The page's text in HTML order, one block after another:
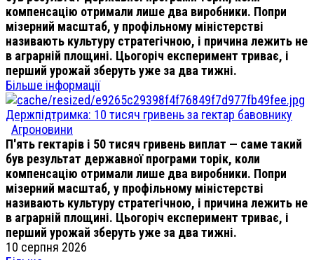
компенсацію отримали лише два виробники. Попри
мізерний масштаб, у профільному міністерстві
називають культуру стратегічною, і причина лежить не
в аграрній площині. Цьогоріч експеримент триває, і
перший урожай зберуть уже за два тижні.
Більше інформації
Держпідтримка: 10 тисяч гривень за гектар бавовнику
Агроновини
П'ять гектарів і 50 тисяч гривень виплат — саме такий
був результат державної програми торік, коли
компенсацію отримали лише два виробники. Попри
мізерний масштаб, у профільному міністерстві
називають культуру стратегічною, і причина лежить не
в аграрній площині. Цьогоріч експеримент триває, і
перший урожай зберуть уже за два тижні.
10 серпня 2026